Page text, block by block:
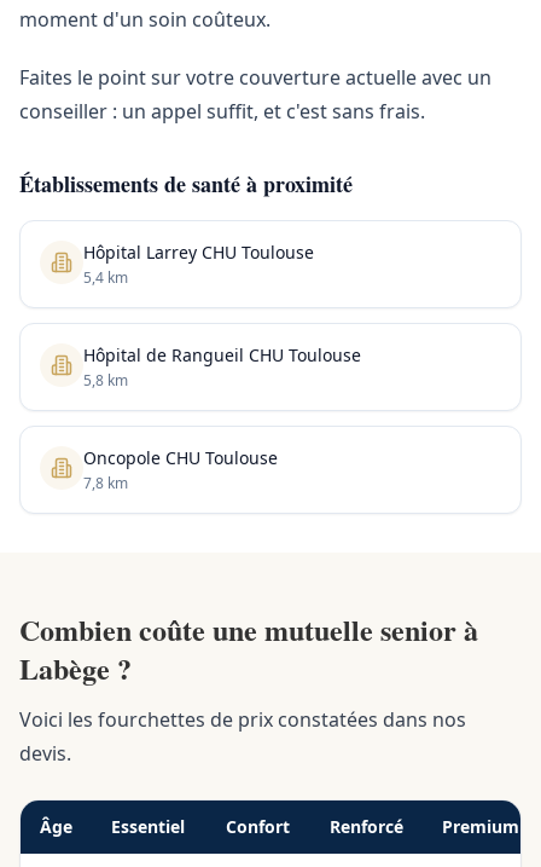
moment d'un soin coûteux.
Faites le point sur votre couverture actuelle avec un
conseiller : un appel suffit, et c'est sans frais.
Établissements de santé à proximité
Hôpital Larrey CHU Toulouse
5,4 km
Hôpital de Rangueil CHU Toulouse
5,8 km
Oncopole CHU Toulouse
7,8 km
Combien coûte une mutuelle senior à
Labège ?
Voici les fourchettes de prix constatées dans nos
devis.
Âge Essentiel Confort Renforcé Premium